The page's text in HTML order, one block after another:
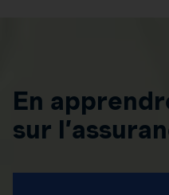
En
sur